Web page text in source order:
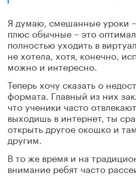
Я думаю, смешанные уроки
плюс обычные – это
полностью уходить в
не хотела, хотя, конечно,
можно и интересно.
Теперь хочу сказать о
формата. Главный из них
что ученики часто
выходишь в интернет, ты
открыть другое окошко и
другим.
В то же время и на
внимание ребят часто